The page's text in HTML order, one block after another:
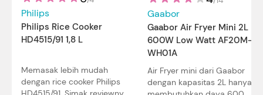
Philips
Philips Rice Cooker
HD4515/91 1,8 L
Memasak lebih mudah
dengan rice cooker Philips
Gaabor
Gaabor Air Fryer Mini 2L
600W Low Watt AF20M-
WH01A
Air Fryer mini dari Gaabor
dengan kapasitas 2L hanya